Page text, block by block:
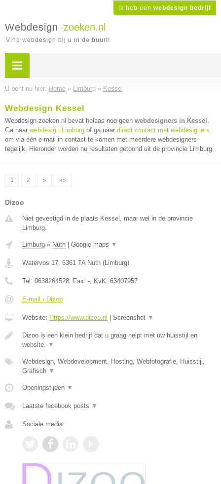
Ik heb een webdesign bedrijf
Webdesign -zoeken.nl
Vind webdesign bij u in de buurt!
U bent nu hier: Home » Limburg » Kessel
Webdesign Kessel
Webdesign-zoeken.nl bevat helaas nog geen webdesigners in Kessel .
Ga naar webdesign Limburg of ga naar direct contact met webdesigners
om via één e-mail in contact te komen met meerdere webdesigners
tegelijk. Hieronder worden nu resultaten getoond uit de provincie Limburg.
1 2 » »»
Dizoo
Niet gevestigd in de plaats Kessel, maar wel in de provincie
Limburg.
Limburg » Nuth Google maps ▼
Watervos 17, 6361 TA Nuth (Limburg)
Tel: 0638264528, Fax: -, KvK: 63407957
E-mail › Dizoo
Website: Https://www.dizoo.nl Screenshot ▼
Dizoo is een klein bedrijf dat u graag helpt met uw huisstijl en
website. ▼
Webdesign, Webdevelopment, Hosting, Webfotografie, Huisstijl,
Grafisch ▼
Openingstijden ▼
Laatste facebook posts ▼
Sociale media: